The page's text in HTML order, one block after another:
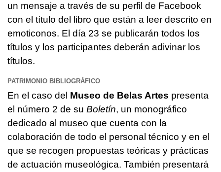
un mensaje a través de su perfil de Facebook
con el título del libro que están a leer descrito en
emoticonos. El día 23 se publicarán todos los
títulos y los participantes deberán adivinar los
títulos.
PATRIMONIO BIBLIOGRÁFICO
En el caso del Museo de Belas Artes presenta
el número 2 de su Boletín, un monográfico
dedicado al museo que cuenta con la
colaboración de todo el personal técnico y en el
que se recogen propuestas teóricas y prácticas
de actuación museológica. También presentará